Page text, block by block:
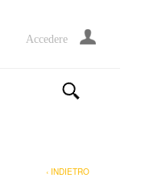
Accedere
‹ INDIETRO